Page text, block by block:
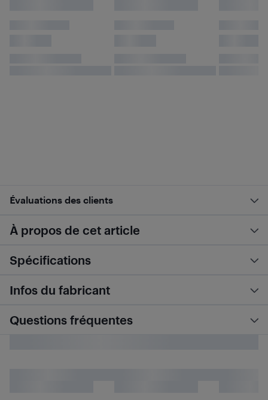
Évaluations des clients
À propos de cet article
Spécifications
Infos du fabricant
Questions fréquentes